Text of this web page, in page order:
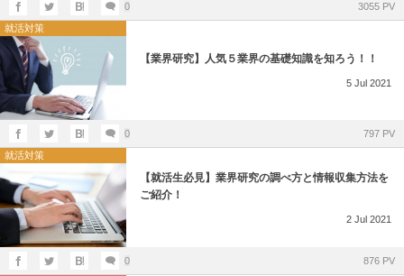
0
3055 PV
就活対策
【業界研究】人気５業界の基礎知識を知ろう！！
5 Jul 2021
0
797 PV
就活対策
【就活生必見】業界研究の調べ方と情報収集方法を
ご紹介！
2 Jul 2021
0
876 PV